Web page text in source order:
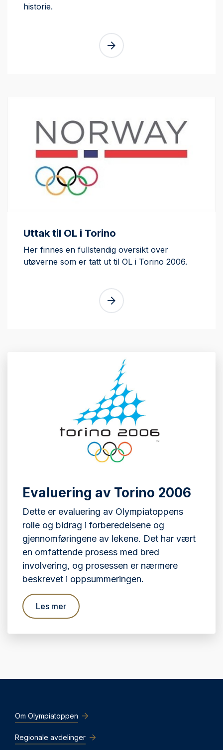
historie.
Uttak til OL i Torino
Her finnes en fullstendig oversikt over
utøverne som er tatt ut til OL i Torino 2006.
Evaluering av Torino 2006
Dette er evaluering av Olympiatoppens
rolle og bidrag i forberedelsene og
gjennomføringene av lekene. Det har vært
en omfattende prosess med bred
involvering, og prosessen er nærmere
beskrevet i oppsummeringen.
Les mer
Om Olympiatoppen
Regionale avdelinger